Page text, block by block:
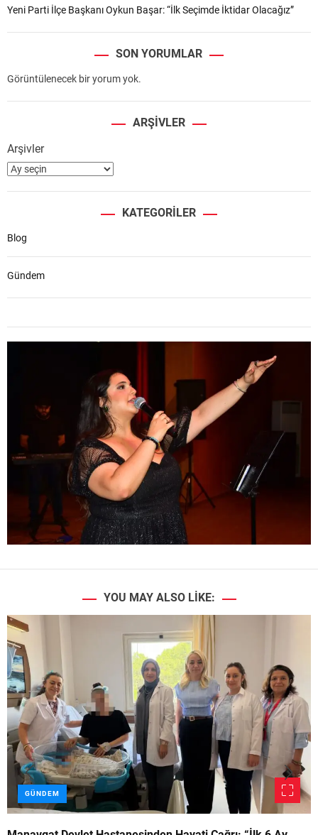
Yeni Parti İlçe Başkanı Oykun Başar: “İlk Seçimde İktidar Olacağız”
SON YORUMLAR
Görüntülenecek bir yorum yok.
ARŞIVLER
Arşivler
KATEGORILER
Blog
Gündem
YOU MAY ALSO LIKE:
GÜNDEM